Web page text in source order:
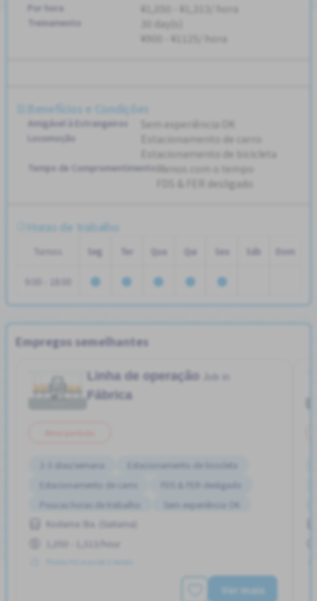
Por hora ¥1,050 - ¥1,313/ hora
Treinamento
30 day(s)
¥900 - ¥1125/ hora
Benefícios e Condições
Amigável à Estrangeiros Sem experiência OK
Locomoção
Estacionamento de carro
Estacionamento de bicicleta
Tempo de Compromentimento
Menos com o tempo
FDS & FER desligado
Horas de trabalho
Turnos Seg Ter Qua Qui Sex Sáb Dom
Empregos semelhantes
Linha de operação
Fábrica
2-3 dias/semana
Estacionamento de bicicleta
Estacionamento de carro
FDS & FER desligado
Poucas horas de trabalho
Sem experiência OK
Kodama Sta. (Saitama)
1,050 - 1,313/hour
Ver mais